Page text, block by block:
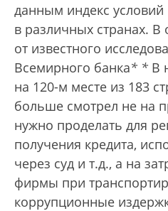
данным индекс условий
в различных странах. В
от известного
Всемирного банка* * В
на 120-м месте из 183
больше смотрел не на
нужно проделать для
получения кредита,
через суд и т.д., а на
фирмы при
коррупционные